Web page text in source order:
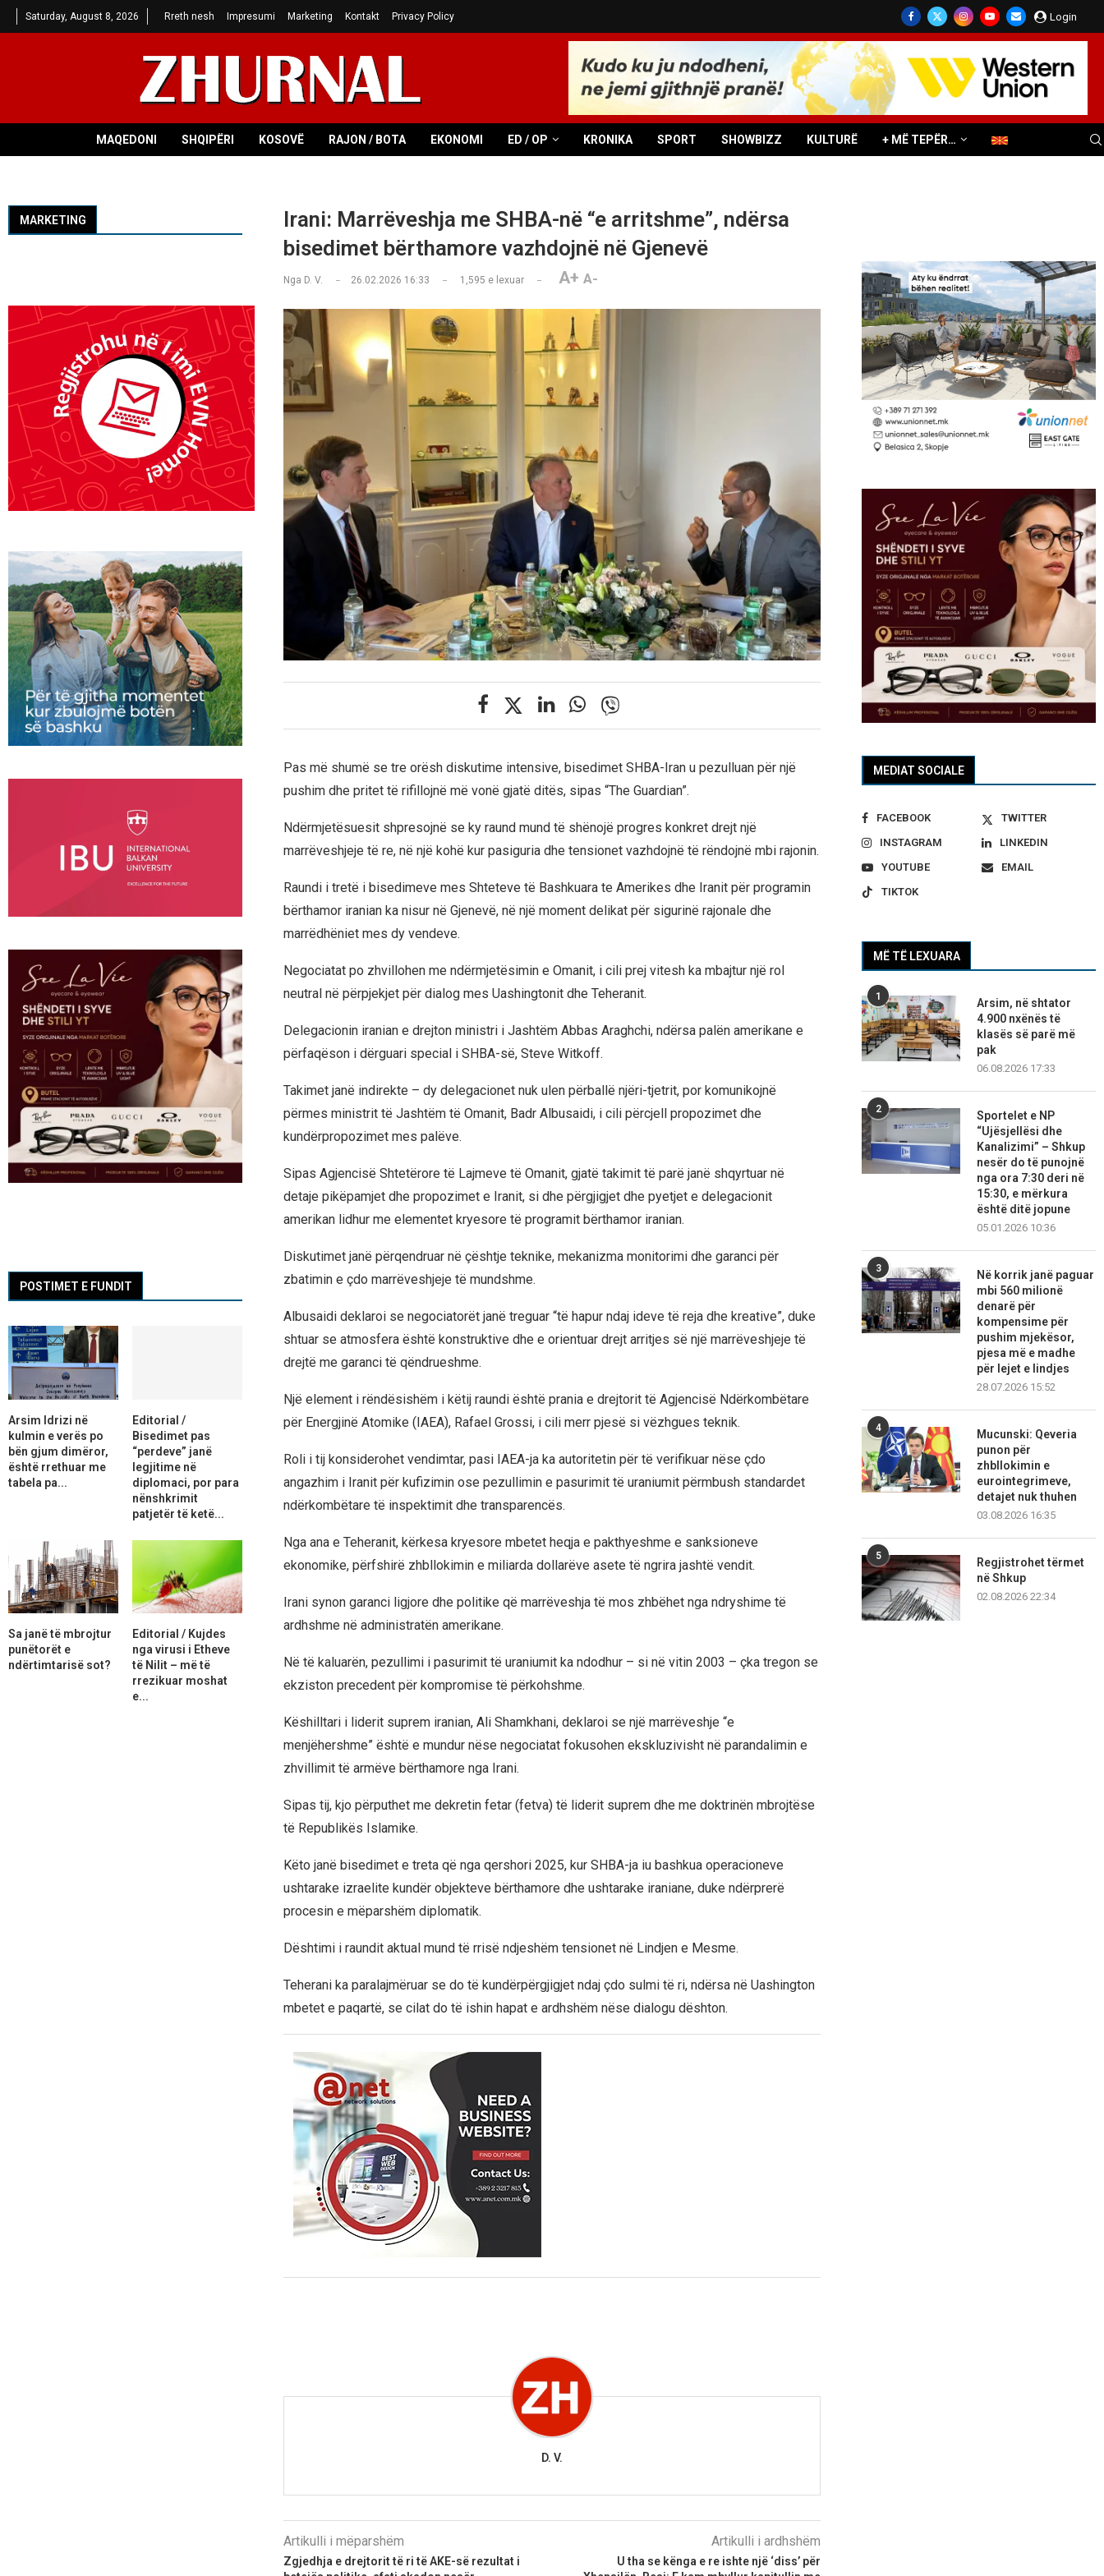
Saturday, August 8, 2026 Rreth nesh Impresumi Marketing Kontakt Privacy Policy Login
MAQEDONI SHQIPËRI KOSOVË RAJON / BOTA EKONOMI ED / OP KRONIKA SPORT SHOWBIZZ KULTURË + MË TEPËR…
Irani: Marrëveshja me SHBA-në “e arritshme”, ndërsa
bisedimet bërthamore vazhdojnë në Gjenevë
Nga D. V. 26.02.2026 16:33 1,595 e lexuar A+ A-
Pas më shumë se tre orësh diskutime intensive, bisedimet SHBA-Iran u pezulluan për një
pushim dhe pritet të rifillojnë më vonë gjatë ditës, sipas “The Guardian”.
Ndërmjetësuesit shpresojnë se ky raund mund të shënojë progres konkret drejt një
marrëveshjeje të re, në një kohë kur pasiguria dhe tensionet vazhdojnë të rëndojnë mbi rajonin.
Raundi i tretë i bisedimeve mes Shteteve të Bashkuara te Amerikes dhe Iranit për programin
bërthamor iranian ka nisur në Gjenevë, në një moment delikat për sigurinë rajonale dhe
marrëdhëniet mes dy vendeve.
Negociatat po zhvillohen me ndërmjetësimin e Omanit, i cili prej vitesh ka mbajtur një rol
neutral në përpjekjet për dialog mes Uashingtonit dhe Teheranit.
Delegacionin iranian e drejton ministri i Jashtëm Abbas Araghchi, ndërsa palën amerikane e
përfaqëson i dërguari special i SHBA-së, Steve Witkoff.
Takimet janë indirekte – dy delegacionet nuk ulen përballë njëri-tjetrit, por komunikojnë
përmes ministrit të Jashtëm të Omanit, Badr Albusaidi, i cili përcjell propozimet dhe
kundërpropozimet mes palëve.
Sipas Agjencisë Shtetërore të Lajmeve të Omanit, gjatë takimit të parë janë shqyrtuar në
detaje pikëpamjet dhe propozimet e Iranit, si dhe përgjigjet dhe pyetjet e delegacionit
amerikan lidhur me elementet kryesore të programit bërthamor iranian.
Diskutimet janë përqendruar në çështje teknike, mekanizma monitorimi dhe garanci për
zbatimin e çdo marrëveshjeje të mundshme.
Albusaidi deklaroi se negociatorët janë treguar “të hapur ndaj ideve të reja dhe kreative”, duke
shtuar se atmosfera është konstruktive dhe e orientuar drejt arritjes së një marrëveshjeje të
drejtë me garanci të qëndrueshme.
Një element i rëndësishëm i këtij raundi është prania e drejtorit të Agjencisë Ndërkombëtare
për Energjinë Atomike (IAEA), Rafael Grossi, i cili merr pjesë si vëzhgues teknik.
Roli i tij konsiderohet vendimtar, pasi IAEA-ja ka autoritetin për të verifikuar nëse çdo
angazhim i Iranit për kufizimin ose pezullimin e pasurimit të uraniumit përmbush standardet
ndërkombëtare të inspektimit dhe transparencës.
Nga ana e Teheranit, kërkesa kryesore mbetet heqja e pakthyeshme e sanksioneve
ekonomike, përfshirë zhbllokimin e miliarda dollarëve asete të ngrira jashtë vendit.
Irani synon garanci ligjore dhe politike që marrëveshja të mos zhbëhet nga ndryshime të
ardhshme në administratën amerikane.
Në të kaluarën, pezullimi i pasurimit të uraniumit ka ndodhur – si në vitin 2003 – çka tregon se
ekziston precedent për kompromise të përkohshme.
Këshilltari i liderit suprem iranian, Ali Shamkhani, deklaroi se një marrëveshje “e
menjëhershme” është e mundur nëse negociatat fokusohen ekskluzivisht në parandalimin e
zhvillimit të armëve bërthamore nga Irani.
Sipas tij, kjo përputhet me dekretin fetar (fetva) të liderit suprem dhe me doktrinën mbrojtëse
të Republikës Islamike.
Këto janë bisedimet e treta që nga qershori 2025, kur SHBA-ja iu bashkua operacioneve
ushtarake izraelite kundër objekteve bërthamore dhe ushtarake iraniane, duke ndërprerë
procesin e mëparshëm diplomatik.
Dështimi i raundit aktual mund të rrisë ndjeshëm tensionet në Lindjen e Mesme.
Teherani ka paralajmëruar se do të kundërpërgjigjet ndaj çdo sulmi të ri, ndërsa në Uashington
mbetet e paqartë, se cilat do të ishin hapat e ardhshëm nëse dialogu dështon.
D. V.
Artikulli i mëparshëm
Zgjedhja e drejtorit të ri të AKE-së rezultat i
Artikulli i ardhshëm
U tha se kënga e re ishte një ‘diss’ për
MEDIAT SOCIALE
FACEBOOK
TWITTER
INSTAGRAM
LINKEDIN
YOUTUBE
EMAIL
TIKTOK
MË TË LEXUARA
1
Arsim, në shtator
4.900 nxënës të
klasës së parë më
pak
06.08.2026 17:33
2
Sportelet e NP
“Ujësjellësi dhe
Kanalizimi” – Shkup
nesër do të punojnë
nga ora 7:30 deri në
15:30, e mërkura
është ditë jopune
05.01.2026 10:36
3
Në korrik janë paguar
mbi 560 milionë
denarë për
kompensime për
pushim mjekësor,
pjesa më e madhe
për lejet e lindjes
28.07.2026 15:52
4
Mucunski: Qeveria
punon për
zhbllokimin e
eurointegrimeve,
detajet nuk thuhen
03.08.2026 16:35
5
Regjistrohet tërmet
në Shkup
02.08.2026 22:34
MARKETING
POSTIMET E FUNDIT
Arsim Idrizi në
kulmin e verës po
bën gjum dimëror,
është rrethuar me
tabela pa...
Editorial /
Bisedimet pas
“perdeve” janë
legjitime në
diplomaci, por para
nënshkrimit
patjetër të ketë...
Sa janë të mbrojtur
punëtorët e
ndërtimtarisë sot?
Editorial / Kujdes
nga virusi i Etheve
të Nilit – më të
rrezikuar moshat
e...